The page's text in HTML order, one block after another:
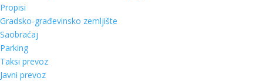
Propisi
Gradsko-građevinsko zemljište
Saobraćaj
Parking
Taksi prevoz
Javni prevoz